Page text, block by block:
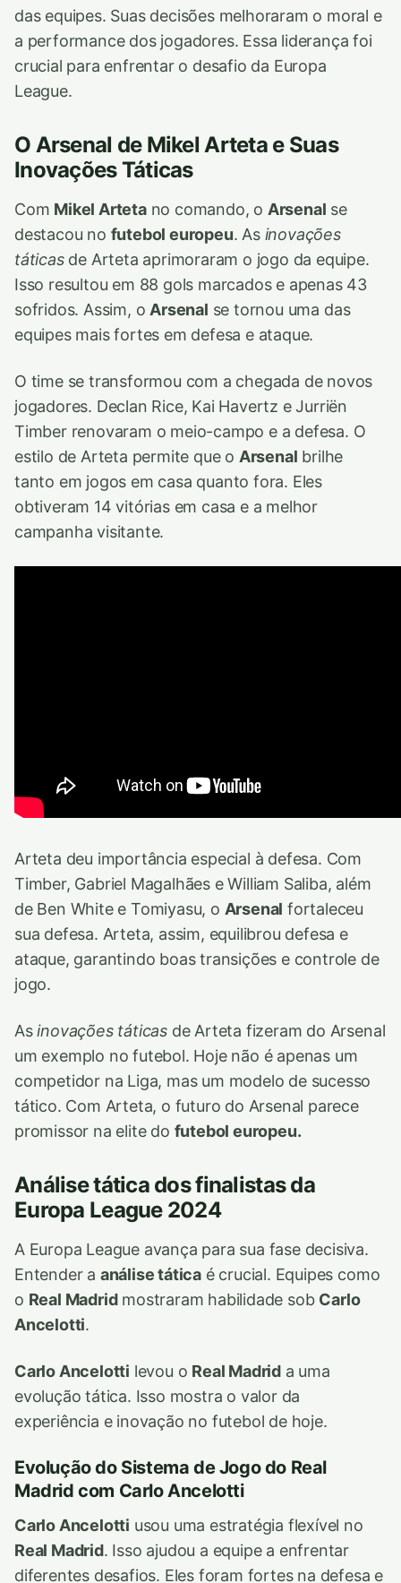
das equipes. Suas decisões melhoraram o moral e
a performance dos jogadores. Essa liderança foi
crucial para enfrentar o desafio da Europa
League.
O Arsenal de Mikel Arteta e Suas
Inovações Táticas
Com Mikel Artetano comando, o Arsenal se
destacou no futebol europeu. As inovações
táticasde Arteta aprimoraram o jogo da equipe.
Isso resultou em 88 gols marcados e apenas 43
sofridos. Assim, o Arsenal se tornou uma das
equipes mais fortes em defesa e ataque.
O time se transformou com a chegada de novos
jogadores. Declan Rice, Kai Havertz e Jurriën
Timber renovaram o meio-campo e a defesa. O
estilo de Arteta permite que o Arsenal brilhe
tanto em jogos em casa quanto fora. Eles
obtiveram 14 vitórias em casa e a melhor
campanha visitante.
Arteta deu importância especial à defesa. Com
Timber, Gabriel Magalhães e William Saliba, além
de Ben White e Tomiyasu, o Arsenal fortaleceu
sua defesa. Arteta, assim, equilibrou defesa e
ataque, garantindo boas transições e controle de
jogo.
Asinovações táticas de Arteta fizeram do Arsenal
um exemplo no futebol. Hoje não é apenas um
competidor na Liga, mas um modelo de sucesso
tático. Com Arteta, o futuro do Arsenal parece
promissor na elite do futebol europeu.
Análise tática dos finalistas da
Europa League 2024
A Europa League avança para sua fase decisiva.
Entender a análise tática é crucial. Equipes como
o Real Madridmostraram habilidade sob Carlo
Ancelotti.
Carlo Ancelotti levou o Real Madrid a uma
evolução tática. Isso mostra o valor da
experiência e inovação no futebol de hoje.
Evolução do Sistema de Jogo do Real
Madrid com Carlo Ancelotti
Carlo Ancelotti usou uma estratégia flexível no
Real Madrid. Isso ajudou a equipe a enfrentar
diferentes desafios. Eles foram fortes na defesa e